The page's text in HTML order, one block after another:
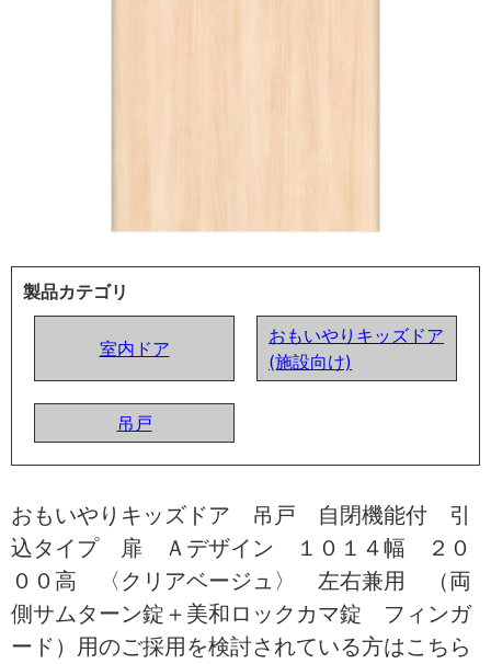
製品カテゴリ
室内ドア
おもいやりキッズドア
(施設向け)
吊戸
おもいやりキッズドア 吊戸 自閉機能付 引
込タイプ 扉 Ａデザイン １０１４幅 ２０
００高 〈クリアベージュ〉 左右兼用 （両
側サムターン錠＋美和ロックカマ錠 フィンガ
ード）用のご採用を検討されている方はこちら